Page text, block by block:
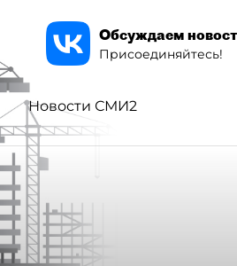
Обсуждаем
Присоединяйтесь!
Новости СМИ2